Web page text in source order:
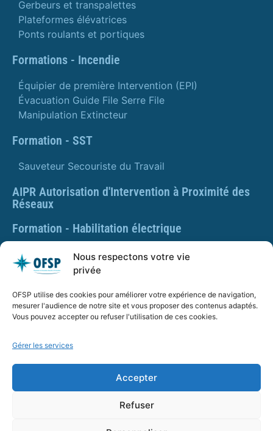
Nous respectons votre vie
privée
OFSP utilise des cookies pour améliorer votre expérience de navigation,
mesurer l'audience de notre site et vous proposer des contenus adaptés.
Vous pouvez accepter ou refuser l'utilisation de ces cookies.
Gérer les services
Accepter
Refuser
Gerbeurs et transpalettes
Plateformes élévatrices
Ponts roulants et portiques
Formations - Incendie
Équipier de première Intervention (EPI)
Évacuation Guide File Serre File
Manipulation Extincteur
Formation - SST
Sauveteur Secouriste du Travail
AIPR Autorisation d'Intervention à Proximité des
Réseaux
Formation - Habilitation électrique
Formation - Gestes et postures
Formation Gestes et Postures - Prévention des TMS
PLAQUETTE DE PRÉSENTATION OFSP
Numéro de déclaration d’activité : 84 01 01924 01 auprès
du préfet de région Auvergne Rhône Alpes, Ne vaut pas
agrément de l’État.